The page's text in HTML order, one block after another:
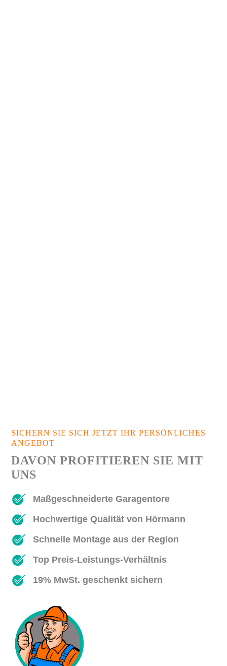
SICHERN SIE SICH JETZT IHR PERSÖNLICHES
ANGEBOT
DAVON PROFITIEREN SIE MIT
UNS
Maßgeschneiderte Garagentore
Hochwertige Qualität von Hörmann
Schnelle Montage aus der Region
Top Preis-Leistungs-Verhältnis
19% MwSt. geschenkt sichern